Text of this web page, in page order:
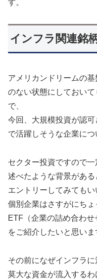
す。
インフラ関連銘
アメリカンドリームの
のない状態にしておいて
で、
今回、大規模投資が認
で活躍しそうな企業につ
セクター投資ですので
述べたような背景があ
エントリーしてみてもい
個別企業はさすがにち
ETF（企業の詰め合わせ
をご紹介したいと思いま
その前になぜインフラ
莫大な資金が流入するわ